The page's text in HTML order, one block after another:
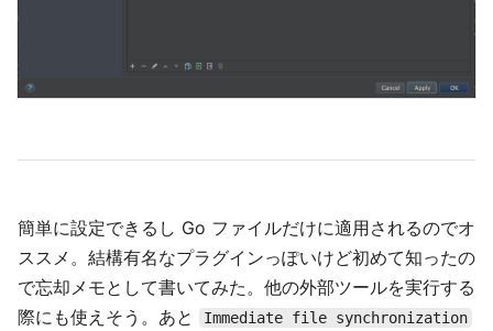
簡単に設定できるし Go ファイルだけに適用されるのでオ
ススメ。結構有名なプラグインっぽいけど初めて知ったの
で忘却メモとして書いてみた。他の外部ツールを実行する
際にも使えそう。あと
Immediate file synchronization